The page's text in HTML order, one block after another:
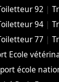
92 |
94|
77 |
Ecole
école